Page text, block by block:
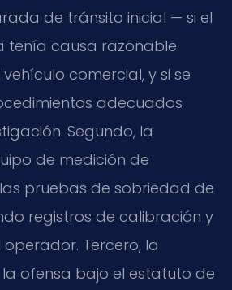
de tránsito inicial — si el
tenía causa razonable
comercial, y si se
adecuados
Segundo, la
de medición de
pruebas de sobriedad de
registros de calibración y
Tercero, la
ofensa bajo el estatuto de